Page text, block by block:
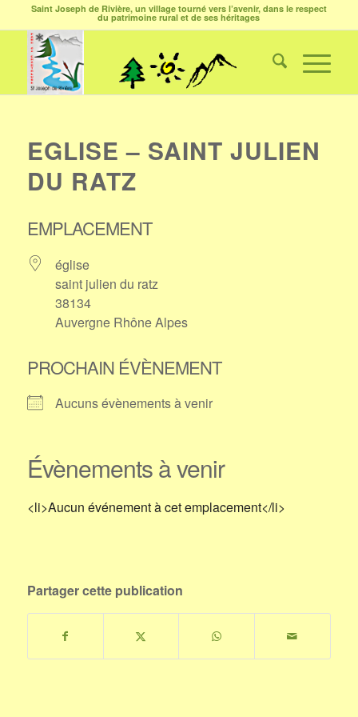
Saint Joseph de Rivière, un village tourné vers l’avenir, dans le respect
du patrimoine rural et de ses héritages
EGLISE – SAINT JULIEN
DU RATZ
EMPLACEMENT
église
saint julien du ratz
38134
Auvergne Rhône Alpes
PROCHAIN ÉVÈNEMENT
Aucuns évènements à venir
Évènements à venir
<li>Aucun événement à cet emplacement</li>
Partager cette publication